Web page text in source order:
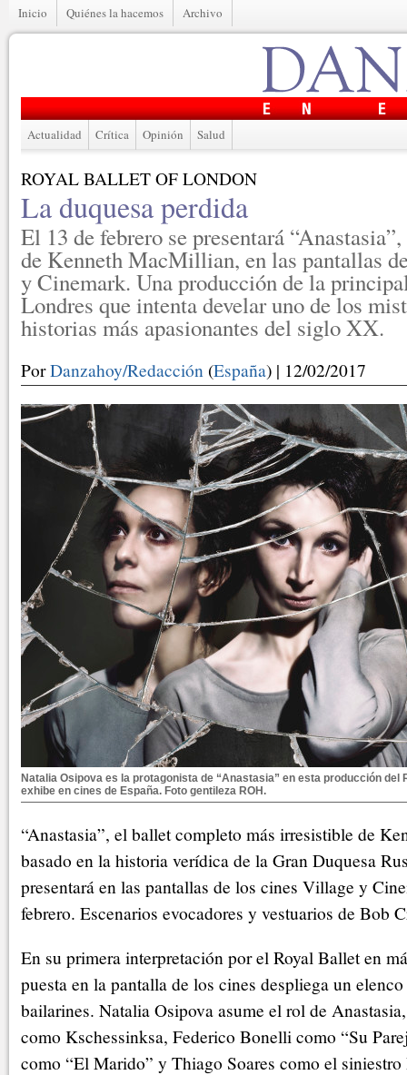
Inicio Quiénes la hacemos Archivo
Actualidad Crítica Opinión Salud
ROYAL BALLET OF LONDON
La duquesa perdida
El 13 de febrero se presentará
de Kenneth MacMillian, en las pantallas
y Cinemark. Una producción de la
Londres que intenta develar uno de los
historias más apasionantes del siglo XX.
PorDanzahoy/Redacción (España) | 12/02/2017
Natalia Osipova es la protagonista de “Anastasia” en esta producción del
exhibe en cines de España. Foto gentileza ROH.
“Anastasia”, el ballet completo más irresistible de
basado en la historia verídica de la Gran Duquesa
presentará en las pantallas de los cines Village y
febrero. Escenarios evocadores y vestuarios de Bob
En su primera interpretación por el Royal Ballet en
puesta en la pantalla de los cines despliega un
bailarines. Natalia Osipova asume el rol de
como Kschessinksa, Federico Bonelli como “Su
como “El Marido” y Thiago Soares como el siniestro